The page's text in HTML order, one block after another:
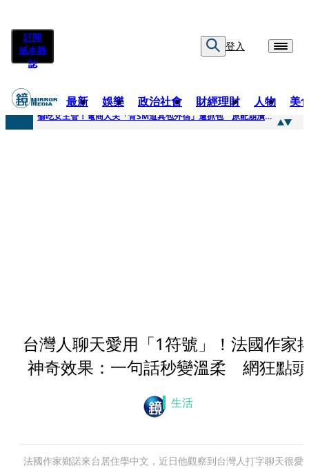
訂閱
紙本雜
誌
登入
最新 娛樂 政治社會 財經理財 人物 美
快訊
偷吃女主管！電商人夫「背SM道具包外宿」遭抓包 原配崩潰求償100萬：從未用過此類
台灣人聊天愛用「1符號」！法國作家
神奇效果：一句話秒變溫柔 網狂點頭
生活
法國作家鄉諾來台居住學中文，近日他觀察到台灣人打字聊天很愛